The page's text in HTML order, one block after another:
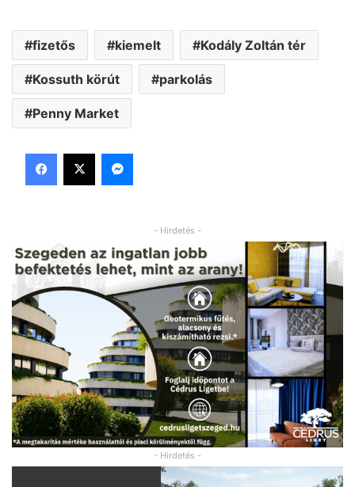
fizetős kiemelt Kodály Zoltán tér
Kossuth körút parkolás
Penny Market
Facebook
X Messenger
- Hirdetés -
- Hirdetés -